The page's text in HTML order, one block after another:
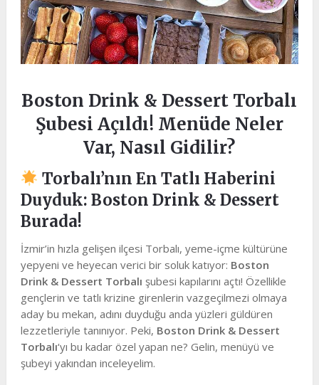
Boston Drink & Dessert Torbalı
Şubesi Açıldı! Menüde Neler
Var, Nasıl Gidilir?
Torbalı’nın En Tatlı Haberini
Duyduk: Boston Drink & Dessert
Burada!
İzmir’in hızla gelişen ilçesi Torbalı, yeme-içme kültürüne
yepyeni ve heyecan verici bir soluk katıyor: Boston
Drink & Dessert Torbalı şubesi kapılarını açtı! Özellikle
gençlerin ve tatlı krizine girenlerin vazgeçilmezi olmaya
aday bu mekan, adını duyduğu anda yüzleri güldüren
lezzetleriyle tanınıyor. Peki, Boston Drink & Dessert
Torbalı‘yı bu kadar özel yapan ne? Gelin, menüyü ve
şubeyi yakından inceleyelim.